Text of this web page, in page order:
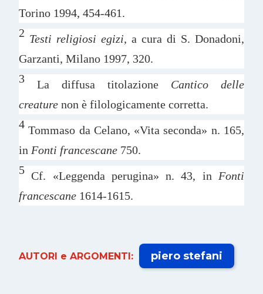
Torino 1994, 454-461.
2 Testi religiosi egizi, a cura di S. Donadoni,
Garzanti, Milano 1997, 320.
3 La diffusa titolazione Cantico delle
creature non è filologicamente corretta.
4 Tommaso da Celano, «Vita seconda» n. 165,
in Fonti francescane 750.
5 Cf. «Leggenda perugina» n. 43, in Fonti
francescane 1614-1615.
AUTORI e ARGOMENTI: piero stefani